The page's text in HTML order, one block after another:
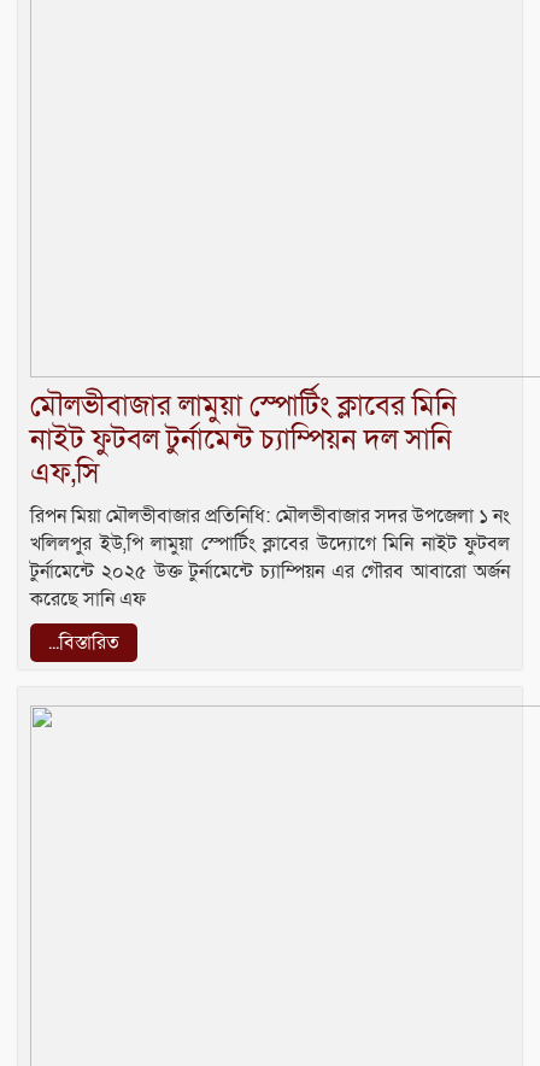
মৌলভীবাজার লামুয়া স্পোর্টিং ক্লাবের মিনি
নাইট ফুটবল টুর্নামেন্ট চ্যাম্পিয়ন দল সানি
এফ,সি
রিপন মিয়া মৌলভীবাজার প্রতিনিধি: মৌলভীবাজার সদর উপজেলা ১ নং
খলিলপুর ইউ,পি লামুয়া স্পোর্টিং ক্লাবের উদ্যোগে মিনি নাইট ফুটবল
টুর্নামেন্টে ২০২৫ উক্ত টুর্নামেন্টে চ্যাম্পিয়ন এর গৌরব আবারো অর্জন
করেছে সানি এফ
...বিস্তারিত